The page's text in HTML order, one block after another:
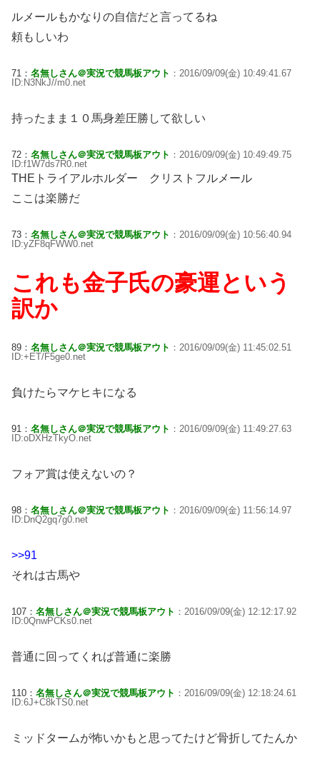
ルメールもかなりの自信だと言ってるね
頼もしいわ
71： 名無しさん＠実況で競馬板アウト ：2016/09/09(金) 10:49:41.67
ID:N3NkJ//m0.net
持ったまま１０馬身差圧勝して欲しい
72： 名無しさん＠実況で競馬板アウト ：2016/09/09(金) 10:49:49.75
ID:f1W7ds7R0.net
THEトライアルホルダー クリストフルメール
ここは楽勝だ
73： 名無しさん＠実況で競馬板アウト ：2016/09/09(金) 10:56:40.94
ID:yZF8qFWW0.net
これも金子氏の豪運という
訳か
89： 名無しさん＠実況で競馬板アウト ：2016/09/09(金) 11:45:02.51
ID:+ET/F5ge0.net
負けたらマケヒキになる
91： 名無しさん＠実況で競馬板アウト ：2016/09/09(金) 11:49:27.63
ID:oDXHzTkyO.net
フォア賞は使えないの？
98： 名無しさん＠実況で競馬板アウト ：2016/09/09(金) 11:56:14.97
ID:DnQ2gq7g0.net
>>91
それは古馬や
107： 名無しさん＠実況で競馬板アウト ：2016/09/09(金) 12:12:17.92
ID:0QnwPCKs0.net
普通に回ってくれば普通に楽勝
110： 名無しさん＠実況で競馬板アウト ：2016/09/09(金) 12:18:24.61
ID:6J+C8kTS0.net
ミッドタームが怖いかもと思ってたけど骨折してたんか